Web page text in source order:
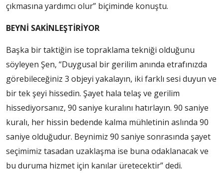
çıkmasına yardımcı olur” biçiminde konuştu.
BEYNİ SAKİNLEŞTİRİYOR
Başka bir taktiğin ise topraklama tekniği olduğunu
söyleyen Şen, “Duygusal bir gerilim anında etrafınızda
görebileceğiniz 3 objeyi yakalayın, iki farklı sesi duyun ve
bir tek şeyi hissedin. Şayet hala telaş ve gerilim
hissediyorsanız, 90 saniye kuralını hatırlayın. 90 saniye
kuralı, her hissin bedende kalma mühletinin aslında 90
saniye olduğudur. Beynimiz 90 saniye sonrasında şayet
seçimimiz tasadan uzaklaşma ise buna odaklanacak ve
bu duruma hizmet için kanılar üretecektir” dedi.